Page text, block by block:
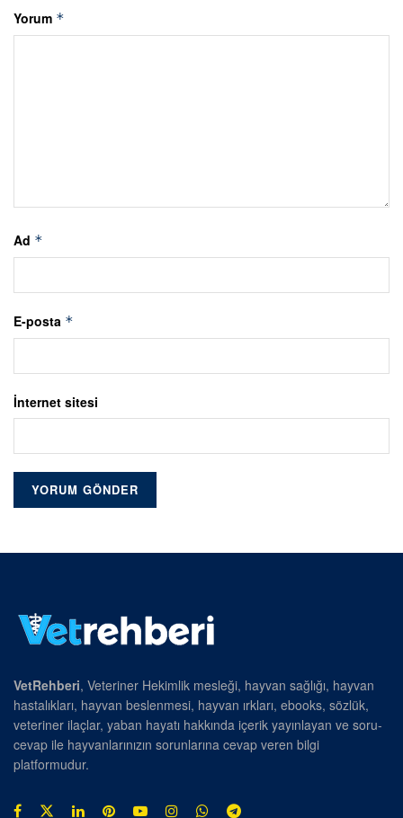
Yorum *
Ad *
E-posta *
İnternet sitesi
VetRehberi, Veteriner Hekimlik mesleği, hayvan sağlığı, hayvan
hastalıkları, hayvan beslenmesi, hayvan ırkları, ebooks, sözlük,
veteriner ilaçlar, yaban hayatı hakkında içerik yayınlayan ve soru-
cevap ile hayvanlarınızın sorunlarına cevap veren bilgi
platformudur.